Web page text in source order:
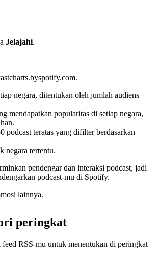
Jelajahi.
.
negara, ditentukan oleh jumlah audiens
mendapatkan popularitas di setiap negara,
podcast teratas yang difilter berdasarkan
negara tertentu.
pendengar dan interaksi podcast, jadi
podcast-mu di Spotify.
lainnya.
peringkat
RSS-mu untuk menentukan di peringkat